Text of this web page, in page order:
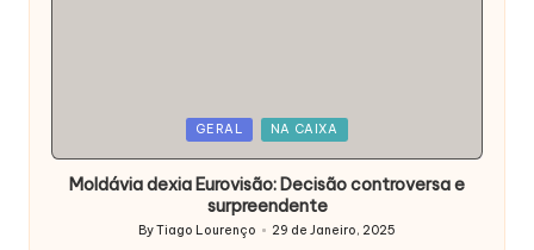
GERAL NA CAIXA
Moldávia dexia Eurovisão: Decisão controversa e
surpreendente
Posted
ByTiago Lourenço 29 de Janeiro, 2025